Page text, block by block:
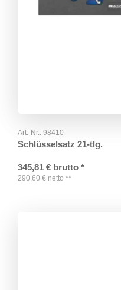
Art.-Nr.: 98410
Schlüsselsatz 21-tlg.
345,81 € brutto *
290,60 € netto **